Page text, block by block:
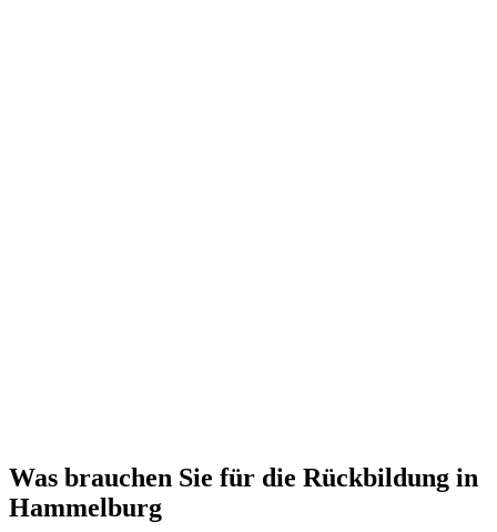
Was brauchen Sie für die Rückbildung in
Hammelburg